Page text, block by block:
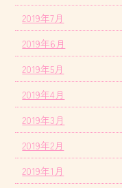
2019年7月
2019年6月
2019年5月
2019年4月
2019年3月
2019年2月
2019年1月